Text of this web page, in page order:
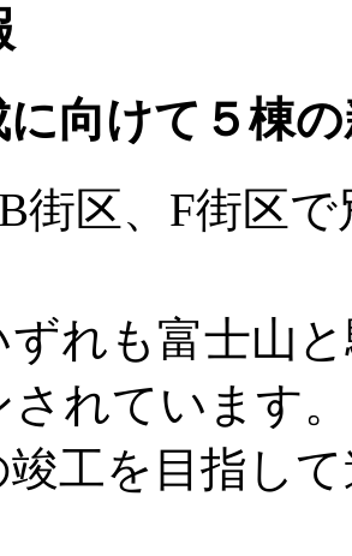
に向けて５棟
街区、F街区
ずれも富士山
れています。
竣工を目指し